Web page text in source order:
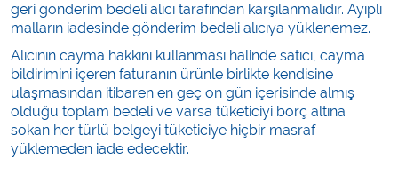
geri gönderim bedeli alıcı tarafından karşılanmalıdır. Ayıplı
malların iadesinde gönderim bedeli alıcıya yüklenemez.
Alıcının cayma hakkını kullanması halinde satıcı, cayma
bildirimini içeren faturanın ürünle birlikte kendisine
ulaşmasından itibaren en geç on gün içerisinde almış
olduğu toplam bedeli ve varsa tüketiciyi borç altına
sokan her türlü belgeyi tüketiciye hiçbir masraf
yüklemeden iade edecektir.